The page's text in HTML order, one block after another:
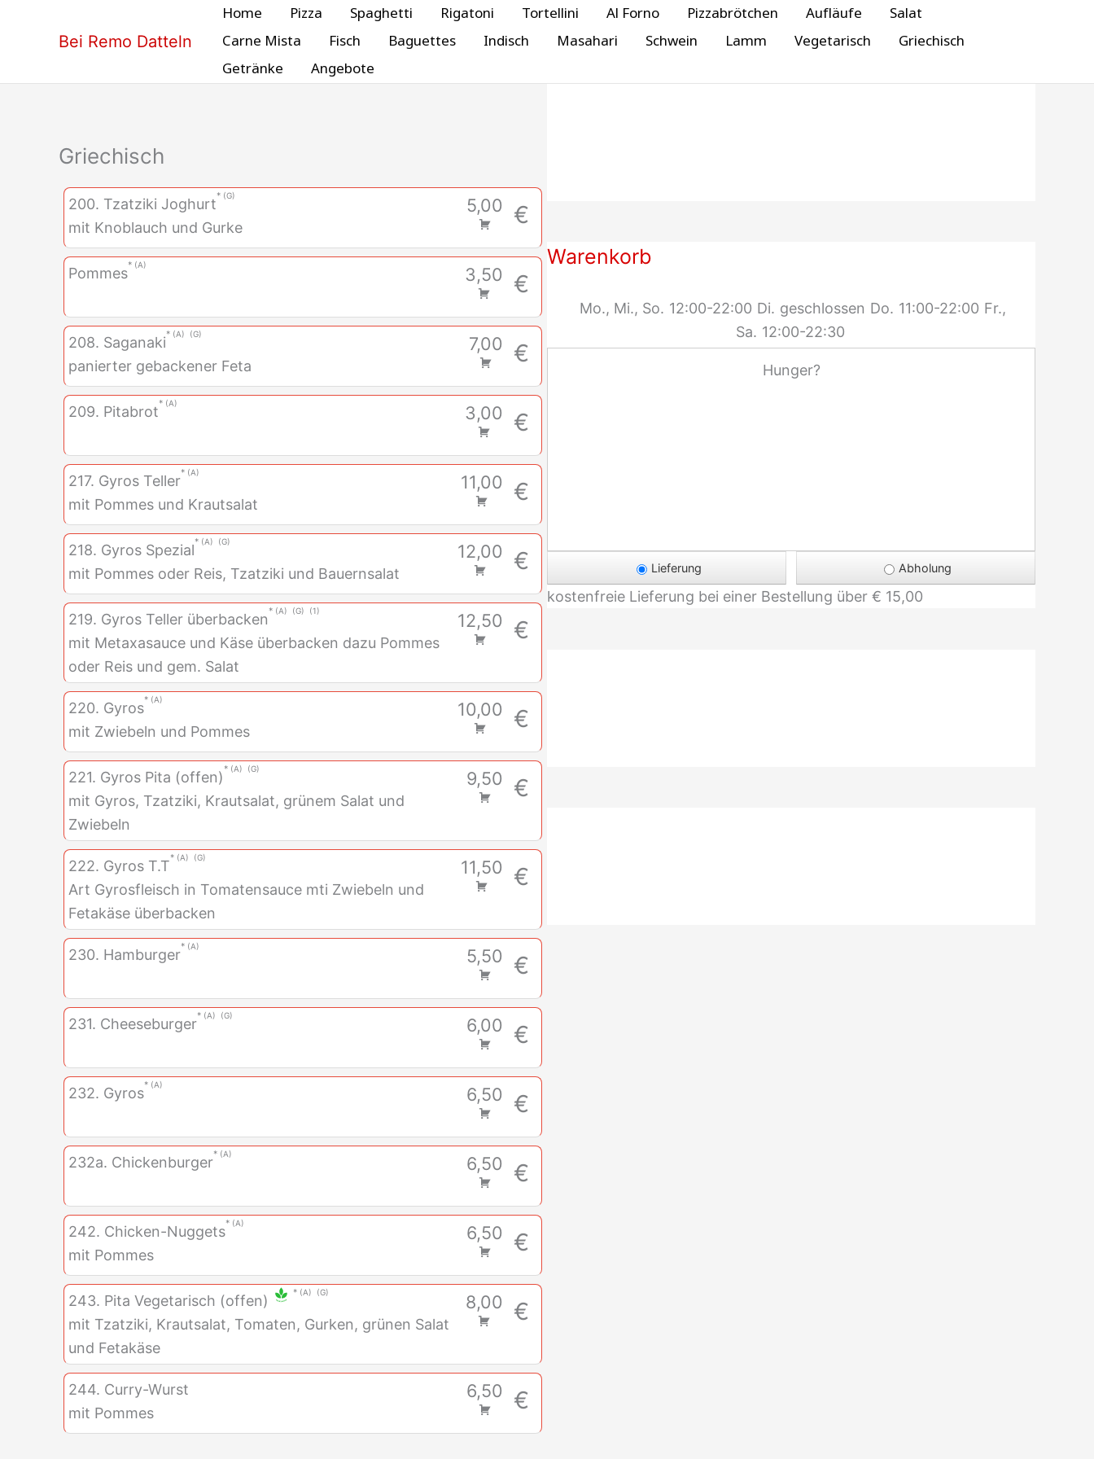
Bei Remo Datteln
Home Pizza Spaghetti Rigatoni Tortellini Al Forno Pizzabrötchen Aufläufe
Salat
Carne Mista
Fisch Baguettes Indisch Masahari Schwein Lamm Vegetarisch
Griechisch
Getränke
Angebote
Griechisch
200. Tzatziki Joghurt G 5,00 €
mit Knoblauch und Gurke
Pommes A 3,50 €
208. Saganaki A G 7,00 €
panierter gebackener Feta
209. Pitabrot A 3,00 €
217. Gyros Teller A 11,00 €
mit Pommes und Krautsalat
218. Gyros Spezial A G 12,00 €
mit Pommes oder Reis, Tzatziki und Bauernsalat
219. Gyros Teller überbacken A G 1 12,50 €
mit Metaxasauce und Käse überbacken dazu Pommes
oder Reis und gem. Salat
220. Gyros A 10,00 €
mit Zwiebeln und Pommes
221. Gyros Pita (offen) A G 9,50 €
mit Gyros, Tzatziki, Krautsalat, grünem Salat und
Zwiebeln
222. Gyros T.T A G 11,50 €
Art Gyrosfleisch in Tomatensauce mti Zwiebeln und
Fetakäse überbacken
230. Hamburger A 5,50 €
231. Cheeseburger A G 6,00 €
232. Gyros A 6,50 €
232a. Chickenburger A 6,50 €
242. Chicken-Nuggets A 6,50 €
mit Pommes
243. Pita Vegetarisch (offen) A G 8,00 €
mit Tzatziki, Krautsalat, Tomaten, Gurken, grünen Salat
und Fetakäse
244. Curry-Wurst 6,50 €
mit Pommes
Warenkorb
Mo., Mi., So. 12:00-22:00 Di. geschlossen Do. 11:00-22:00 Fr.,
Sa. 12:00-22:30
Hunger?
Lieferung Abholung
kostenfreie Lieferung bei einer Bestellung über € 15,00